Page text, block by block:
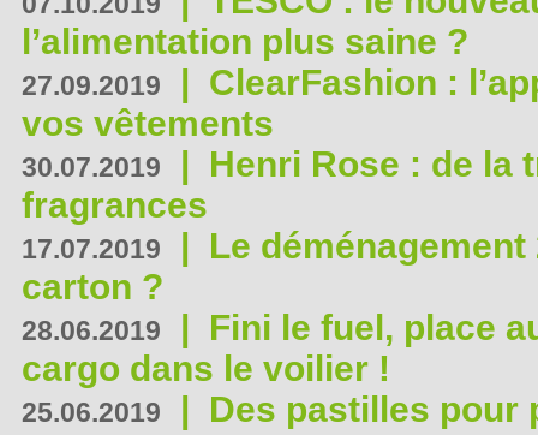
l’alimentation plus saine ?
27.09.2019 | ClearFashion :
vos vêtements
30.07.2019 | Henri Rose : de la
fragrances
17.07.2019 | Le
carton ?
28.06.2019 | Fini le fuel, place
cargo dans le voilier !
25.06.2019 | Des pastilles pour